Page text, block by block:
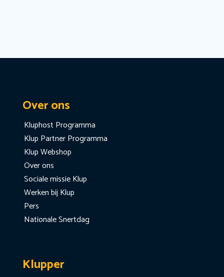
Over ons
Kluphost Programma
Klup Partner Programma
Klup Webshop
Over ons
Sociale missie Klup
Werken bij Klup
Pers
Nationale Snertdag
Klupper